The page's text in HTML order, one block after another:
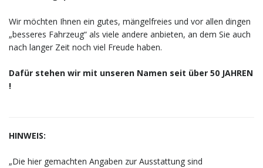
Wir möchten Ihnen ein gutes, mängelfreies und vor allen dingen
„besseres Fahrzeug“ als viele andere anbieten, an dem Sie auch
nach langer Zeit noch viel Freude haben.
Dafür stehen wir mit unseren Namen seit über 50 JAHREN
!
HINWEIS:
„Die hier gemachten Angaben zur Ausstattung sind